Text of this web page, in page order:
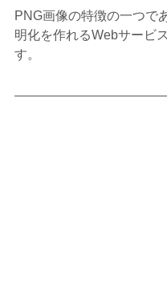
PNG画像の特徴の一つで
明化を作れるWebサービ
す。